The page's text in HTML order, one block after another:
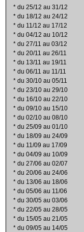
* du 25/12 au 31/12
* du 18/12 au 24/12
* du 11/12 au 17/12
* du 04/12 au 10/12
* du 27/11 au 03/12
* du 20/11 au 26/11
* du 13/11 au 19/11
* du 06/11 au 11/11
* du 30/10 au 05/11
* du 23/10 au 29/10
* du 16/10 au 22/10
* du 09/10 au 15/10
* du 02/10 au 08/10
* du 25/09 au 01/10
* du 18/09 au 24/09
* du 11/09 au 17/09
* du 04/09 au 10/09
* du 27/06 au 02/07
* du 20/06 au 24/06
* du 13/06 au 18/06
* du 05/06 au 11/06
* du 30/05 au 03/06
* du 22/05 au 28/05
* du 15/05 au 21/05
* du 09/05 au 14/05